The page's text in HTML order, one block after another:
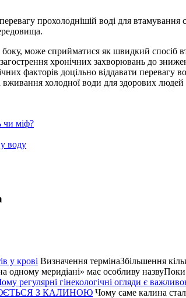
прохолоднішій воді для
може сприйматися як швидкий спосіб
хронічних захворювань до
факторів доцільно віддавати
холодної води для здорових
чи міф?
воду
у крові Визначення термінаЗбільшення
одному меридіані» має особливу
регулярні гінекологічні огляди є
З КАЛИНОЮ Чому саме калина